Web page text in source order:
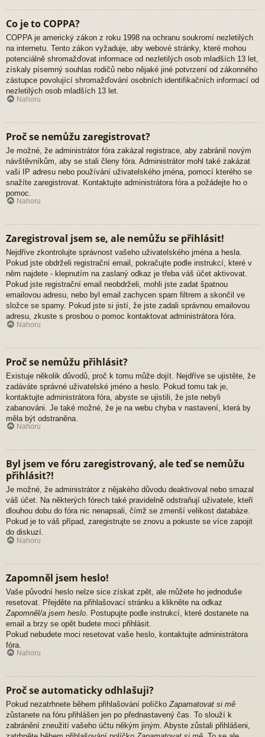
Co je to COPPA?
COPPA je americký zákon z roku 1998 na ochranu soukromí nezletilých
na internetu. Tento zákon vyžaduje, aby webové stránky, které mohou
potenciálně shromažďovat informace od nezletilých osob mladších 13 let,
získaly písemný souhlas rodičů nebo nějaké jiné potvrzení od zákonného
zástupce povolující shromažďování osobních identifikačních informací od
nezletilých osob mladších 13 let.
Nahoru
Proč se nemůžu zaregistrovat?
Je možné, že administrátor fóra zakázal registrace, aby zabránil novým
návštěvníkům, aby se stali členy fóra. Administrátor mohl také zakázat
vaši IP adresu nebo používání uživatelského jména, pomocí kterého se
snažíte zaregistrovat. Kontaktujte administrátora fóra a požádejte ho o
pomoc.
Nahoru
Zaregistroval jsem se, ale nemůžu se přihlásit!
Nejdříve zkontrolujte správnost vašeho uživatelského jména a hesla.
Pokud jste obdrželi registrační email, pokračujte podle instrukcí, které v
něm najdete - klepnutím na zaslaný odkaz je třeba váš účet aktivovat.
Pokud jste registrační email neobdrželi, mohli jste zadat špatnou
emailovou adresu, nebo byl email zachycen spam filtrem a skončil ve
složce se spamy. Pokud jste si jistí, že jste zadali správnou emailovou
adresu, zkuste s prosbou o pomoc kontaktovat administrátora fóra.
Nahoru
Proč se nemůžu přihlásit?
Existuje několik důvodů, proč k tomu může dojít. Nejdříve se ujistěte, že
zadáváte správné uživatelské jméno a heslo. Pokud tomu tak je,
kontaktujte administrátora fóra, abyste se ujistili, že jste nebyli
zabanováni. Je také možné, že je na webu chyba v nastavení, která by
měla být odstraněna.
Nahoru
Byl jsem ve fóru zaregistrovaný, ale teď se nemůžu
přihlásit?!
Je možné, že administrátor z nějakého důvodu deaktivoval nebo smazal
váš účet. Na některých fórech také pravidelně odstraňují uživatele, kteří
dlouhou dobu do fóra nic nenapsali, čímž se zmenší velikost databáze.
Pokud je to váš případ, zaregistrujte se znovu a pokuste se více zapojit
do diskuzí.
Nahoru
Zapomněl jsem heslo!
Vaše původní heslo nelze sice získat zpět, ale můžete ho jednoduše
resetovat. Přejděte na přihlašovací stránku a klikněte na odkaz
Zapomněl/a jsem heslo . Postupujte podle instrukcí, které dostanete na
email a brzy se opět budete moci přihlásit.
Pokud nebudete moci resetovat vaše heslo, kontaktujte administrátora
fóra.
Nahoru
Proč se automaticky odhlašuji?
Pokud nezatrhnete během přihlašování políčkoZapamatovat si mě
zůstanete na fóru přihlášen jen po přednastavený čas. To slouží k
zabránění zneužití vašeho účtu někým jiným. Abyste zůstali přihlášeni,